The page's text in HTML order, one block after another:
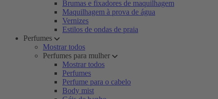
Brumas e fixadores de maquilhagem
Maquilhagem à prova de água
Vernizes
Estilos de ondas de praia
Perfumes
Mostrar todos
Perfumes para mulher
Mostrar todos
Perfumes
Perfume para o cabelo
Body mist